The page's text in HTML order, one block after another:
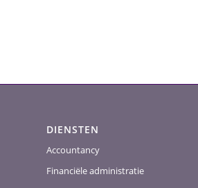
DIENSTEN
Accountancy
Financiële administratie